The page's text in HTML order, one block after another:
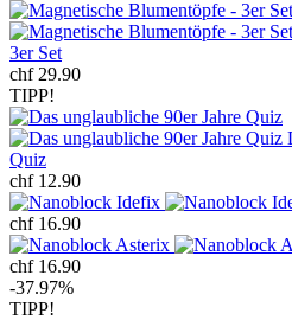
3er Set
chf 29.90
TIPP!
Quiz
chf 12.90
chf 16.90
chf 16.90
-37.97%
TIPP!